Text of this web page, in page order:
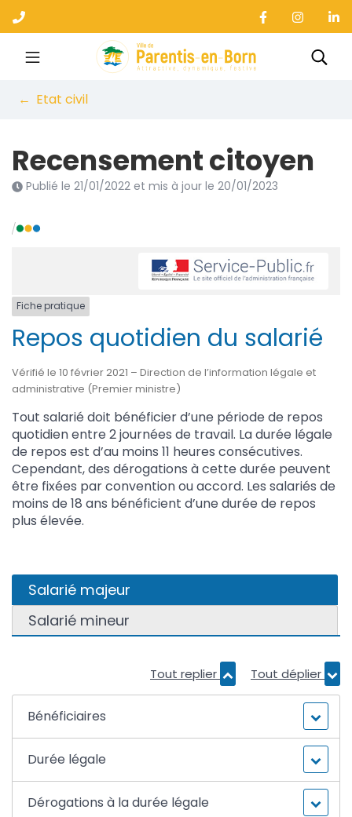
Aller
au
contenu
Ville de Parentis-en-
Etat civil
Recensement citoyen
Publié le 21/01/2022 et mis à jour le 20/01/2023
Fiche pratique
Repos quotidien du salarié
Vérifié le 10 février 2021 – Direction de l’information légale et
administrative (Premier ministre)
Tout salarié doit bénéficier d’une période de repos
quotidien entre 2 journées de travail. La durée légale
de repos est d’au moins 11 heures consécutives.
Cependant, des dérogations à cette durée peuvent
être fixées par convention ou accord. Les salariés de
moins de 18 ans bénéficient d’une durée de repos
plus élevée.
Salarié majeur
Salarié mineur
Tout replier Tout déplier
Bénéficiaires
Durée légale
Dérogations à la durée légale